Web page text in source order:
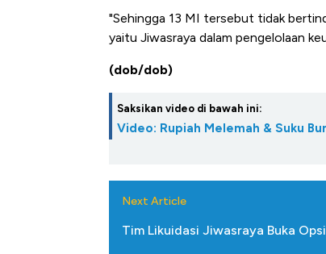
"Sehingga 13 MI tersebut tidak
yaitu Jiwasraya dalam pengelolaan
(dob/dob)
Saksikan video di bawah ini:
Video: Rupiah Melemah & Suku
Next Article
Tim Likuidasi Jiwasraya Buka